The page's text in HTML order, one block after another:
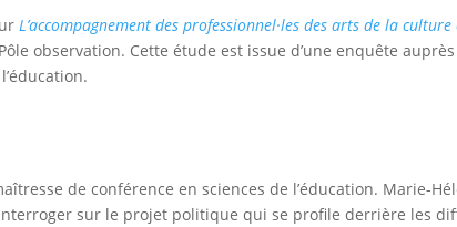
L’accompagnement des professionnel·les des arts de la
observation. Cette étude est issue d’une enquête
de conférence en sciences de l’éducation. Marie-
sur le projet politique qui se profile derrière les